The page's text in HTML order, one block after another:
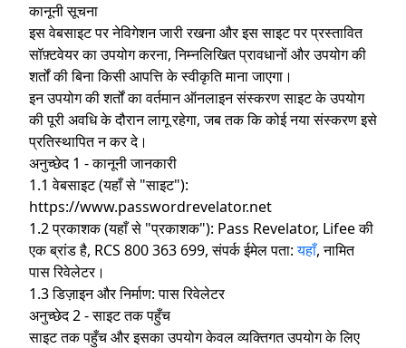
कानूनी सूचना
इस वेबसाइट पर नेविगेशन जारी रखना और इस साइट पर प्रस्तावित
सॉफ़्टवेयर का उपयोग करना, निम्नलिखित प्रावधानों और उपयोग की
शर्तों की बिना किसी आपत्ति के स्वीकृति माना जाएगा।
इन उपयोग की शर्तों का वर्तमान ऑनलाइन संस्करण साइट के उपयोग
की पूरी अवधि के दौरान लागू रहेगा, जब तक कि कोई नया संस्करण इसे
प्रतिस्थापित न कर दे।
अनुच्छेद 1 - कानूनी जानकारी
1.1 वेबसाइट (यहाँ से "साइट"):
https://www.passwordrevelator.net
1.2 प्रकाशक (यहाँ से "प्रकाशक"): Pass Revelator, Lifee की
एक ब्रांड है, RCS 800 363 699, संपर्क ईमेल पता:यहाँ, नामित
पास रिवेलेटर।
1.3 डिज़ाइन और निर्माण: पास रिवेलेटर
अनुच्छेद 2 - साइट तक पहुँच
साइट तक पहुँच और इसका उपयोग केवल व्यक्तिगत उपयोग के लिए